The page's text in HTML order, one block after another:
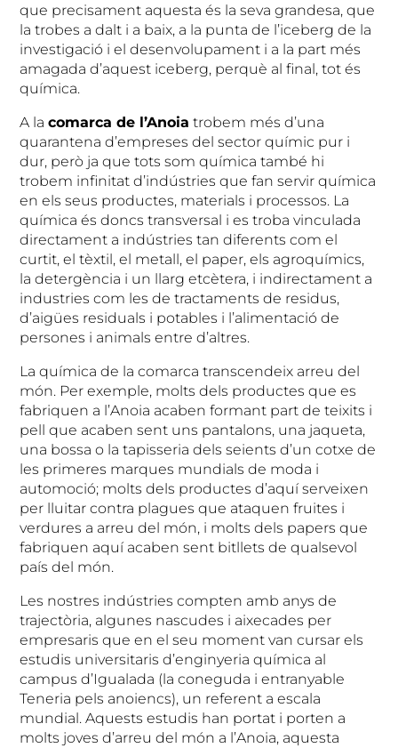
que precisament aquesta és la seva grandesa, que
la trobes a dalt i a baix, a la punta de l’iceberg de la
investigació i el desenvolupament i a la part més
amagada d’aquest iceberg, perquè al final, tot és
química.
A lacomarca de l’Anoia trobem més d’una
quarantena d’empreses del sector químic pur i
dur, però ja que tots som química també hi
trobem infinitat d’indústries que fan servir química
en els seus productes, materials i processos. La
química és doncs transversal i es troba vinculada
directament a indústries tan diferents com el
curtit, el tèxtil, el metall, el paper, els agroquímics,
la detergència i un llarg etcètera, i indirectament a
industries com les de tractaments de residus,
d’aigües residuals i potables i l’alimentació de
persones i animals entre d’altres.
La química de la comarca transcendeix arreu del
món. Per exemple, molts dels productes que es
fabriquen a l’Anoia acaben formant part de teixits i
pell que acaben sent uns pantalons, una jaqueta,
una bossa o la tapisseria dels seients d’un cotxe de
les primeres marques mundials de moda i
automoció; molts dels productes d’aquí serveixen
per lluitar contra plagues que ataquen fruites i
verdures a arreu del món, i molts dels papers que
fabriquen aquí acaben sent bitllets de qualsevol
país del món.
Les nostres indústries compten amb anys de
trajectòria, algunes nascudes i aixecades per
empresaris que en el seu moment van cursar els
estudis universitaris d’enginyeria química al
campus d’Igualada (la coneguda i entranyable
Teneria pels anoiencs), un referent a escala
mundial. Aquests estudis han portat i porten a
molts joves d’arreu del món a l’Anoia, aquesta